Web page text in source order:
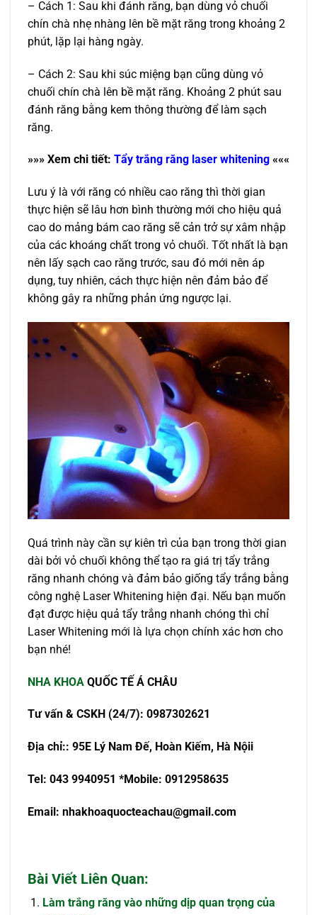
– Cách 1: Sau khi đánh răng, bạn dùng vỏ chuối
chín chà nhẹ nhàng lên bề mặt răng trong khoảng 2
phút, lặp lại hàng ngày.
– Cách 2: Sau khi súc miệng bạn cũng dùng vỏ
chuối chín chà lên bề mặt răng. Khoảng 2 phút sau
đánh răng bằng kem thông thường để làm sạch
răng.
»»» Xem chi tiết: Tẩy trắng răng laser whitening «««
Lưu ý là với răng có nhiều cao răng thì thời gian
thực hiện sẽ lâu hơn bình thường mới cho hiệu quả
cao do mảng bám cao răng sẽ cản trở sự xâm nhập
của các khoáng chất trong vỏ chuối. Tốt nhất là bạn
nên lấy sạch cao răng trước, sau đó mới nên áp
dụng, tuy nhiên, cách thực hiện nên đảm bảo để
không gây ra những phản ứng ngược lại.
Quá trình này cần sự kiên trì của bạn trong thời gian
dài bởi vỏ chuối không thể tạo ra giá trị tẩy trắng
răng nhanh chóng và đảm bảo giống tẩy trắng bằng
công nghệ Laser Whitening hiện đại. Nếu bạn muốn
đạt được hiệu quả tẩy trắng nhanh chóng thì chỉ
Laser Whitening mới là lựa chọn chính xác hơn cho
bạn nhé!
NHA KHOA QUỐC TẾ Á CHÂU
Tưvấn & CSKH (24/7): 0987302621
Địa chỉ:: 95E Lý Nam Đế, Hoàn Kiếm, Hà Nộii
Tel: 043 9940951 *Mobile: 0912958635
Email: nhakhoaquocteachau@gmail.com
Bài Viết Liên Quan:
Làm trắng răng vào những dịp quan trọng của